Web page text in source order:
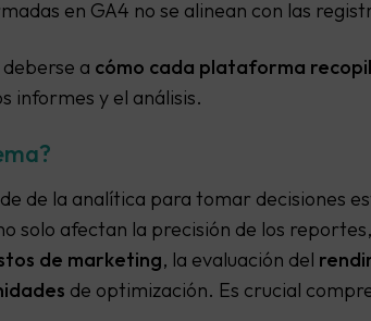
en GA4 no se alinean con las
a cómo cada plataforma
informes y el análisis.
de la analítica para tomar decisiones
solo afectan la precisión de los
de marketing, la evaluación del
de optimización. Es crucial